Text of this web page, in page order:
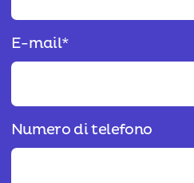
E-mail*
Numero di telefono